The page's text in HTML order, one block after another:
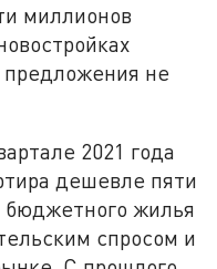
миллионов
предложения не
2021 года
дешевле пяти
жилья
спросом и